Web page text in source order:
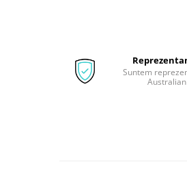
Suntem